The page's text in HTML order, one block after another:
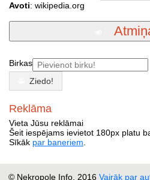
Avoti: wikipedia.org
Birkas
Ziedo!
Reklāma
Vieta Jūsu reklāmai
Šeit iespējams ievietot 180px platu
Sīkāk par baneriem
© Nekropole Info, 2016 Vairāk par